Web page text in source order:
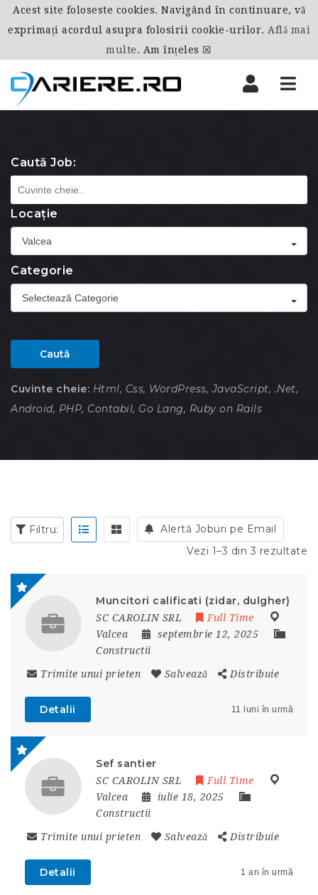
Caută Job:
Locație
Valcea
Categorie
Selectează Categorie
Caută
Cuvinte cheie: Html, Css, WordPress, JavaScript, .Net,
Android, PHP, Contabil, Go Lang, Ruby on Rails
Filtru:
Alertă Joburi pe Email
Vezi 1–3 din 3 rezultate
Muncitori calificati (zidar, dulgher)
SC CAROLIN SRL
Full Time
Valcea
septembrie 12, 2025
Constructii
Trimite unui prieten Salvează Distribuie
Detalii 11 luni în urmă
Sef santier
SC CAROLIN SRL
Full Time
Valcea
iulie 18, 2025
Constructii
Trimite unui prieten Salvează Distribuie
Detalii 1 an în urmă
Acest site foloseste cookies. Navigând în continuare, vă
exprimați acordul asupra folosirii cookie-urilor. Află mai
multe. Am înțeles ☒